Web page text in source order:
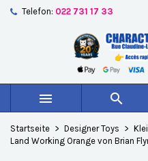
Telefon: 022 731 17 33
 
Startseite Designer Toys
Land Working Orange von Brian
Create new list
Name der Wunschliste
Abbrechen
Sie müssen angemeldet
Wunschliste hinzufügen